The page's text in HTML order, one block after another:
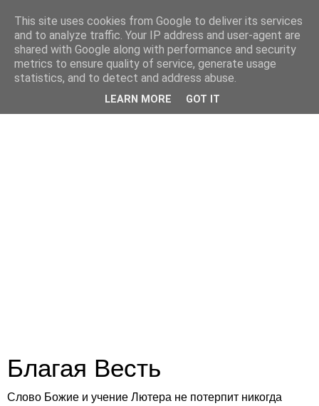
Благая Весть
Слово Божие и учение Лютера не потерпит никогда
This site uses cookies from Google to deliver its services
and to analyze traffic. Your IP address and user-agent are
shared with Google along with performance and security
metrics to ensure quality of service, generate usage
statistics, and to detect and address abuse.
LEARN MORE GOT IT